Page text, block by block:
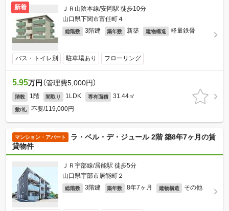
新着
ＪＲ山陰本線/安岡駅 徒歩10分
山口県下関市富任町４
総階数 3階建 築年数 新築 建物構造 軽量鉄骨
バス・トイレ別 駐車場あり フローリング
5.95万円 （管理費5,000円）
階数 1階 間取り 1LDK 専有面積 31.44㎡
敷/礼 不要/119,000円
マンション・アパート
ラ・ベル・デ・ジュール 2階 築8年7ヶ月の賃
貸物件
ＪＲ宇部線/居能駅 徒歩5分
山口県宇部市居能町２
総階数 3階建 築年数 8年7ヶ月 建物構造 その他